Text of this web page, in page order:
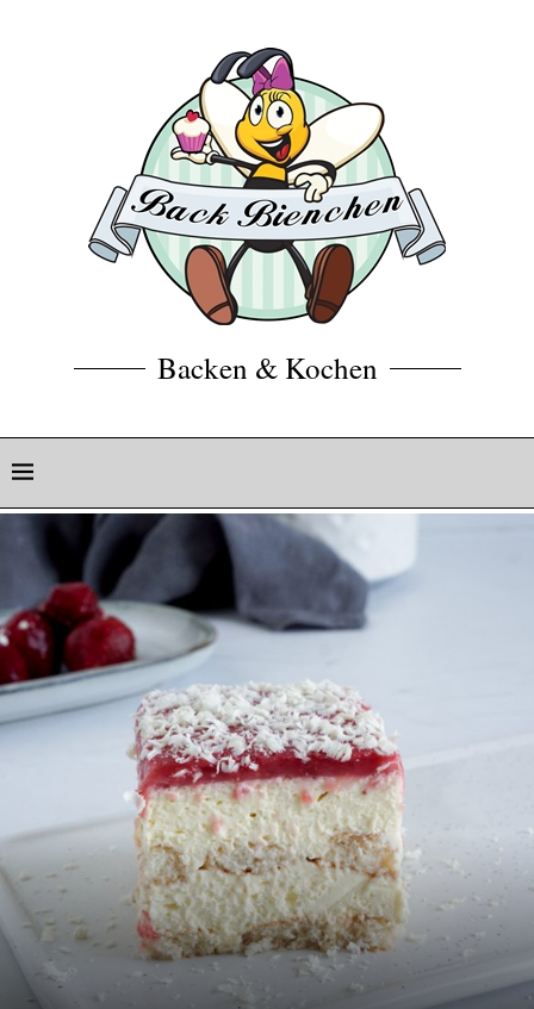
Backen & Kochen